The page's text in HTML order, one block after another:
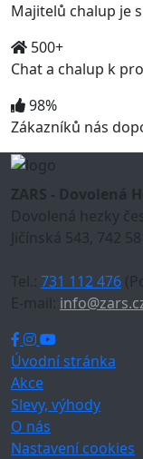
Majitelů chalup je
500+
Chat a chalup k
98%
Zákazníků nás
ZARS - Dovolená
Dovolená hezky
Jičínská 543, 742
Tel.: 731 112 476
E-mail:
Úvodní stránka
Akce
Slevy, výhody
O nás
Nastavení cookies